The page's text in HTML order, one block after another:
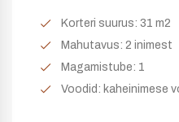
Korteri suurus: 31 m2
Mahutavus: 2 inimest
Magamistube: 1
Voodid: kaheinimese